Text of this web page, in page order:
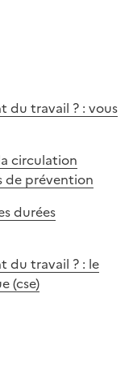
du travail ? : vous
circulation
de prévention
durées
du travail ? : le
(cse)